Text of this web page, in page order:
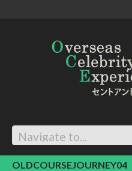
OLDCOURSEJOURNEY04